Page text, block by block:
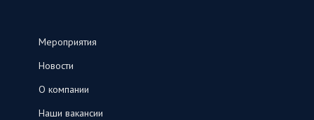
Мероприятия
Новости
О компании
Наши вакансии